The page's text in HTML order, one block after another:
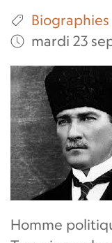
Biographies
mardi 23
Homme